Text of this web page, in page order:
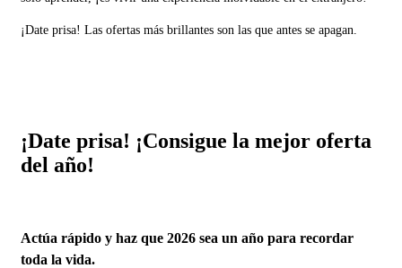
¡Date prisa! Las ofertas más brillantes son las que antes se apagan.
¡Date prisa! ¡Consigue la mejor oferta
del año!
Actúa rápido y haz que 2026 sea un año para recordar
toda la vida.